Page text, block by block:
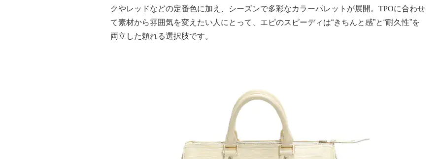
クやレッドなどの定番色に加え、シーズンで多彩なカラーパレットが展開。 TPOに合わせ
て素材から雰囲気を変えたい人にとって、エピのスピーディは“きちんと感”と“耐久性”を
両立した頼れる選択肢です。